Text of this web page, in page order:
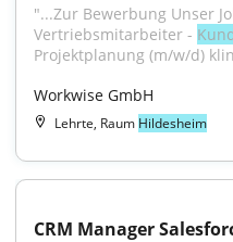
"...Zur Bewerbung Unser
Vertriebsmitarbeiter -
Projektplanung (m/w/d)
Workwise GmbH
Lehrte, Raum Hildesheim
CRM Manager